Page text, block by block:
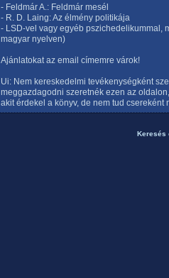
- Feldmár A.: Feldmár mesél
- R. D. Laing: Az élmény politikája
- LSD-vel vagy egyéb pszichedelikummal,
magyar nyelven)
Ajánlatokat az email címemre várok!
Ui: Nem kereskedelmi tevékenységként
meggazdagodni szeretnék ezen az
akit érdekel a könyv, de nem tud csereként
Keresés